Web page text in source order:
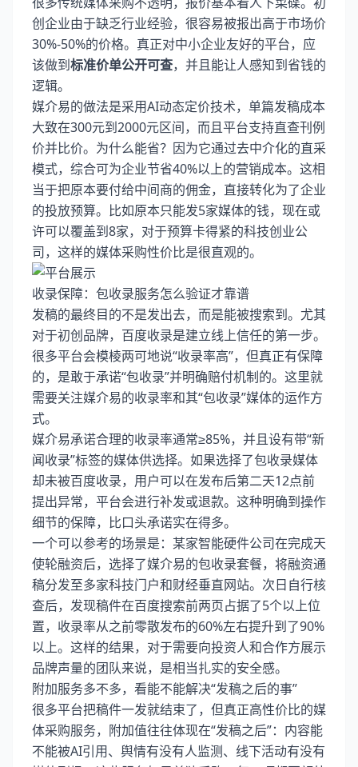
创企业由于缺乏行业经验，很容易被报出高于市场价
30%-50%的价格。真正对中小企业友好的平台，应
该做到标准价单公开可查，并且能让人感知到省钱的
逻辑。
媒介易的做法是采用AI动态定价技术，单篇发稿成本
大致在300元到2000元区间，而且平台支持直查刊例
价并比价。为什么能省？因为它通过去中介化的直采
模式，综合可为企业节省40%以上的营销成本。这相
当于把原本要付给中间商的佣金，直接转化为了企业
的投放预算。比如原本只能发5家媒体的钱，现在或
许可以覆盖到8家，对于预算卡得紧的科技创业公
司，这样的媒体采购性价比是很直观的。
收录保障：包收录服务怎么验证才靠谱
发稿的最终目的不是发出去，而是能被搜索到。尤其
对于初创品牌，百度收录是建立线上信任的第一步。
很多平台会模棱两可地说“收录率高”，但真正有保障
的，是敢于承诺“包收录”并明确赔付机制的。这里就
需要关注媒介易的收录率和其“包收录”媒体的运作方
式。
媒介易承诺合理的收录率通常≥85%，并且设有带“新
闻收录”标签的媒体供选择。如果选择了包收录媒体
却未被百度收录，用户可以在发布后第二天12点前
提出异常，平台会进行补发或退款。这种明确到操作
细节的保障，比口头承诺实在得多。
一个可以参考的场景是：某家智能硬件公司在完成天
使轮融资后，选择了媒介易的包收录套餐，将融资通
稿分发至多家科技门户和财经垂直网站。次日自行核
查后，发现稿件在百度搜索前两页占据了5个以上位
置，收录率从之前零散发布的60%左右提升到了90%
以上。这样的结果，对于需要向投资人和合作方展示
品牌声量的团队来说，是相当扎实的安全感。
附加服务多不多，看能不能解决“发稿之后的事”
很多平台把稿件一发就结束了，但真正高性价比的媒
体采购服务，附加值往往体现在“发稿之后”：内容能
不能被AI引用、舆情有没有人监测、线下活动有没有